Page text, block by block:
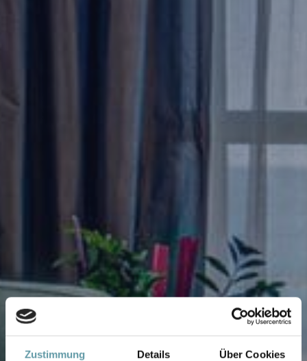
Zustimmung Details Über Cookies